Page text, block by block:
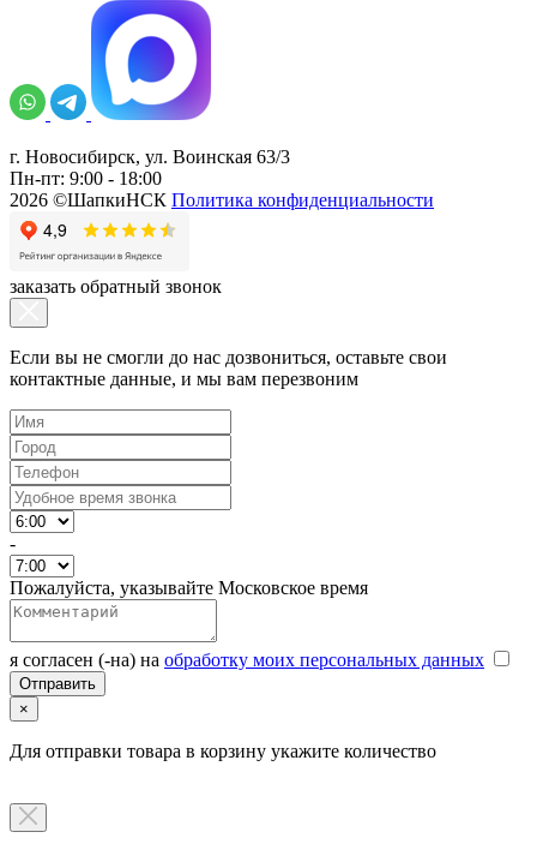
г. Новосибирск, ул. Воинская 63/3
Пн-пт: 9:00 - 18:00
2026 ©ШапкиНСК Политика конфиденциальности
заказать обратный звонок
Если вы не смогли до нас дозвониться, оставьте свои
контактные данные, и мы вам перезвоним
-
Пожалуйста, указывайте Московское время
я согласен (-на) на обработку моих персональных данных
×
Для отправки товара в корзину укажите количество